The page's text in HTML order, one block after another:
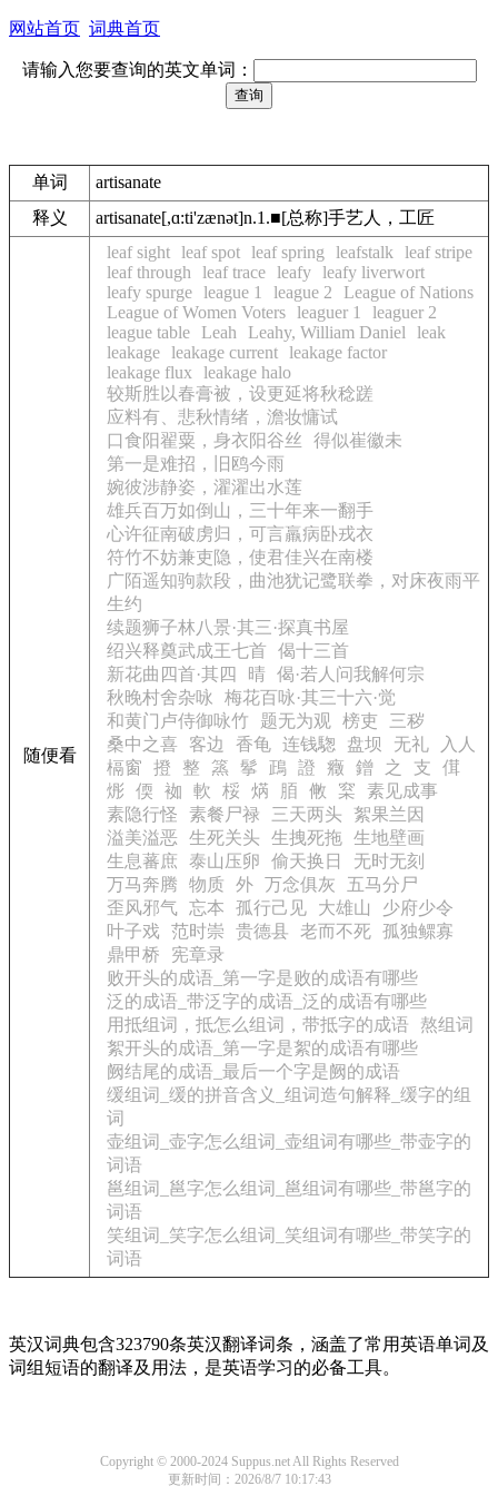
网站首页 词典首页
请输入您要查询的英文单词：
单词
artisanate
释义
artisanate[,ɑ:ti'zænət]n.1.■[总称]手艺人，工匠
随便看
leaf sight leaf spot leaf spring leafstalk
leaf stripe
leaf through
leaf trace leafy leafy liverwort
leafy spurge league 1 league 2
League of Nations
League of Women Voters leaguer 1
leaguer 2
league table
Leah Leahy, William Daniel
leak
leakage leakage current leakage factor
leakage flux
leakage halo
较斯胜以春膏被，设更延将秋稔蹉
应料有、悲秋情绪，澹妆慵试
口食阳翟粟，身衣阳谷丝
得似崔徽未
第一是难招，旧鸥今雨
婉彼涉静姿，濯濯出水莲
雄兵百万如倒山，三十年来一翻手
心许征南破虏归，可言羸病卧戎衣
符竹不妨兼吏隐，使君佳兴在南楼
广陌遥知驹款段，曲池犹记鹭联拳，对床夜雨平
生约
续题狮子林八景·其三·探真书屋
绍兴释奠武成王七首
偈十三首
新花曲四首·其四
晴 偈·若人问我解何宗
秋晚村舍杂咏
梅花百咏·其三十六·觉
和黄门卢侍御咏竹
题无为观 榜吏
三秽
桑中之喜
客边 香龟 连钱騘 盘坝 无礼
入人
槅窗
撜 整 篜 鬇 鴊 證 癥 鏳 之 支
傇
烿
偄 袽 軟 桵 焫 脜 敒 梥
素见成事
素隐行怪
素餐尸禄 三天两头
絮果兰因
溢美溢恶 生死关头 生拽死拖 生地壁画
生息蕃庶
泰山压卵 偷天换日
无时无刻
万马奔腾
物质 外 万念俱灰
五马分尸
歪风邪气 忘本 孤行己见 大雄山
少府少令
叶子戏
范时崇 贵德县 老而不死 孤独鳏寡
鼎甲桥
宪章录
败开头的成语_第一字是败的成语有哪些
泛的成语_带泛字的成语_泛的成语有哪些
用抵组词，抵怎么组词，带抵字的成语
熬组词
絮开头的成语_第一字是絮的成语有哪些
阙结尾的成语_最后一个字是阙的成语
缓组词_缓的拼音含义_组词造句解释_缓字的组
词
壶组词_壶字怎么组词_壶组词有哪些_带壶字的
词语
邕组词_邕字怎么组词_邕组词有哪些_带邕字的
词语
笑组词_笑字怎么组词_笑组词有哪些_带笑字的
词语
英汉词典包含323790条英汉翻译词条，涵盖了常用英语单词及
词组短语的翻译及用法，是英语学习的必备工具。
Copyright © 2000-2024 Suppus.net All Rights Reserved
更新时间：2026/8/7 10:17:43